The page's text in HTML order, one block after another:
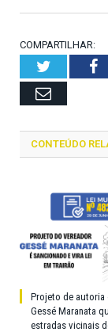
COMPARTILHAR:
Twitter
Email
CONTEÚDO
Projeto de autoria
Gessé Maranata
estradas vicinais